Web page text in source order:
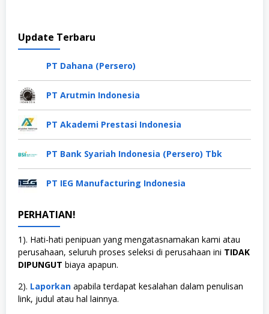
Update Terbaru
PT Dahana (Persero)
PT Arutmin Indonesia
PT Akademi Prestasi Indonesia
PT Bank Syariah Indonesia (Persero) Tbk
PT IEG Manufacturing Indonesia
PERHATIAN!
1). Hati-hati penipuan yang mengatasnamakan kami atau
perusahaan, seluruh proses seleksi di perusahaan ini TIDAK
DIPUNGUT biaya apapun.
2). Laporkan apabila terdapat kesalahan dalam penulisan
link, judul atau hal lainnya.